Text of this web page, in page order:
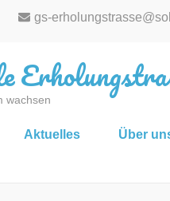
gs-
wachsen
Aktuelles Über